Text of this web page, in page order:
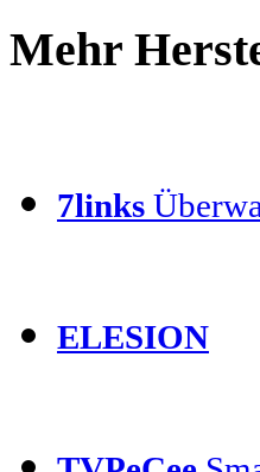
Mehr
7links
ELESION